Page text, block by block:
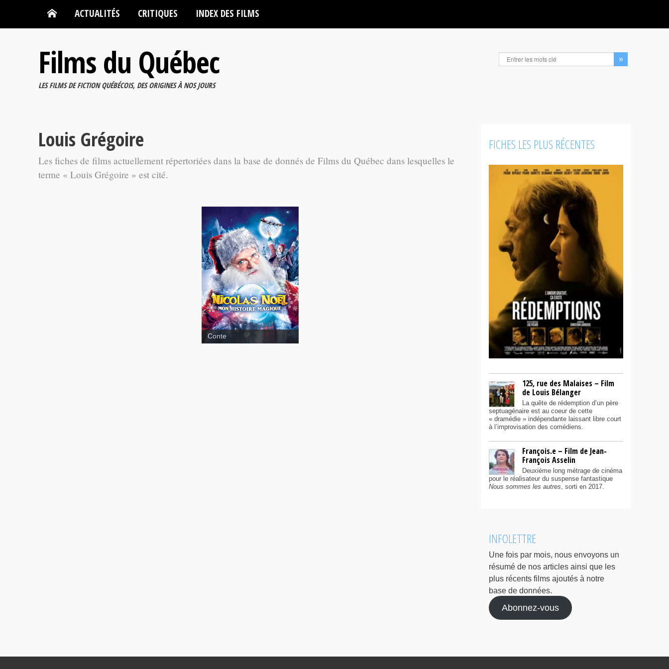
ACTUALITÉS CRITIQUES INDEX DES FILMS
Films du Québec
LES FILMS DE FICTION QUÉBÉCOIS, DES ORIGINES À NOS JOURS
Louis Grégoire
Les fiches de films actuellement répertoriées dans la base de donnés de Films du Québec dans lesquelles le
terme « Louis Grégoire » est cité.
Conte
FICHES LES PLUS RÉCENTES
125, rue des Malaises – Film
de Louis Bélanger
La quête de rédemption d’un père
septuagénaire est au coeur de cette
« dramédie » indépendante laissant libre court
à l’improvisation des comédiens.
François.e – Film de Jean-
François Asselin
Deuxième long métrage de cinéma
pour le réalisateur du suspense fantastique
Nous sommes les autres, sorti en 2017.
INFOLETTRE
Une fois par mois, nous envoyons un
résumé de nos articles ainsi que les
plus récents films ajoutés à notre
base de données.
Abonnez-vous